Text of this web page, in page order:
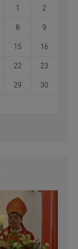
1 2
8 9
15 16
22 23
29 30